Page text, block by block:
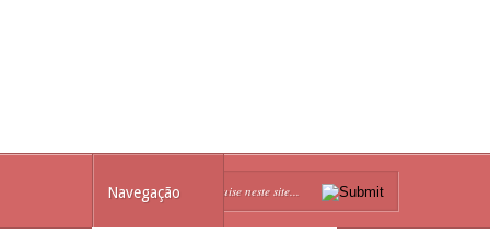
Navegação